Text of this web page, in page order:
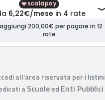
all’area riservata per i listini
a Scuoleed Enti Pubblici